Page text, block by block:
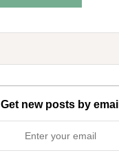
Get new posts by email